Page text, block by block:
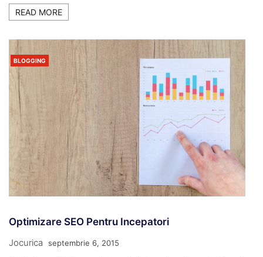
READ MORE
BLOGGING
Optimizare SEO Pentru Incepatori
Jocurica septembrie 6, 2015